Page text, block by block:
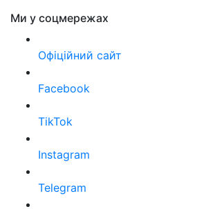
Ми у соцмережах
Офіційний сайт
Facebook
TikTok
Instagram
Telegram